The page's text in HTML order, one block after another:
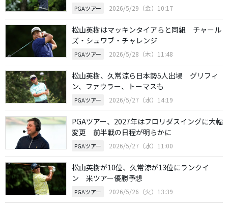
PGAツアー 2026/5/29（金）10:17
松山英樹はマッキンタイアらと同組 チャール
ズ・シュワブ・チャレンジ
PGAツアー 2026/5/28（木）11:48
松山英樹、久常涼ら日本勢5人出場 グリフィ
ン、ファウラー、トーマスも
PGAツアー 2026/5/27（水）14:19
PGAツアー、2027年はフロリダスイングに大幅
変更 前半戦の日程が明らかに
PGAツアー 2026/5/27（水）11:00
松山英樹が10位、久常涼が13位にランクイ
ン 米ツアー優勝予想
PGAツアー 2026/5/26（火）13:39